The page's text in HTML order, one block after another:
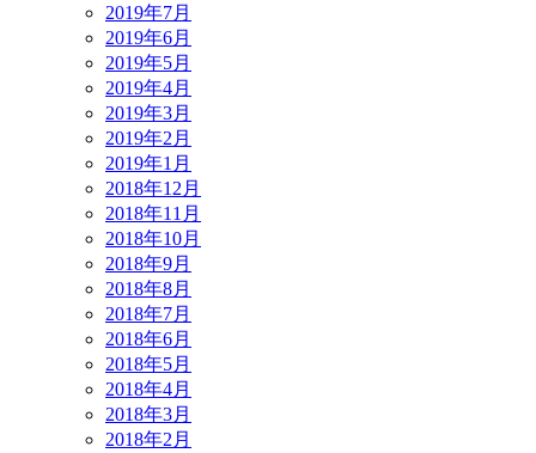
2019年7月
2019年6月
2019年5月
2019年4月
2019年3月
2019年2月
2019年1月
2018年12月
2018年11月
2018年10月
2018年9月
2018年8月
2018年7月
2018年6月
2018年5月
2018年4月
2018年3月
2018年2月